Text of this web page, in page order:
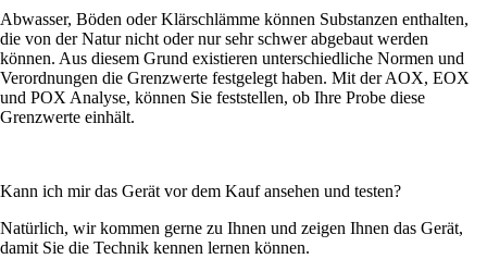
Abwasser, Böden oder Klärschlämme können Substanzen enthalten,
die von der Natur nicht oder nur sehr schwer abgebaut werden
können. Aus diesem Grund existieren unterschiedliche Normen und
Verordnungen die Grenzwerte festgelegt haben. Mit der AOX, EOX
und POX Analyse, können Sie feststellen, ob Ihre Probe diese
Grenzwerte einhält.
Kann ich mir das Gerät vor dem Kauf ansehen und testen?
Natürlich, wir kommen gerne zu Ihnen und zeigen Ihnen das Gerät,
damit Sie die Technik kennen lernen können.